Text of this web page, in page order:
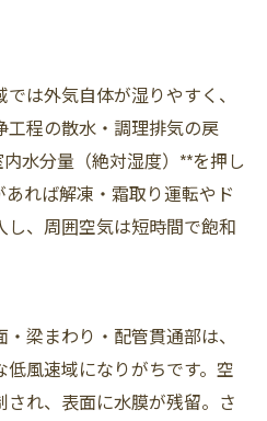
は外気自体が湿りやすく、
程の散水・調理排気の戻
水分量（絶対湿度）**を押し
れば解凍・霜取り運転やド
、周囲空気は短時間で飽和
梁まわり・配管貫通部は、
風速域になりがちです。空
れ、表面に水膜が残留。さ